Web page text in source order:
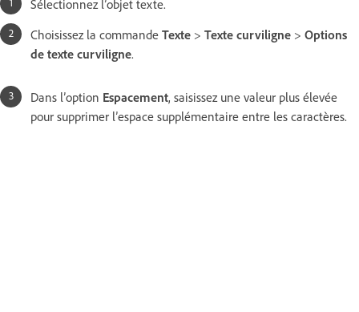
Sélectionnez l’objet texte.
Choisissez la commande Texte > Texte curviligne > Options
de texte curviligne.
Dans l’option Espacement, saisissez une valeur plus élevée
pour supprimer l’espace supplémentaire entre les caractères.